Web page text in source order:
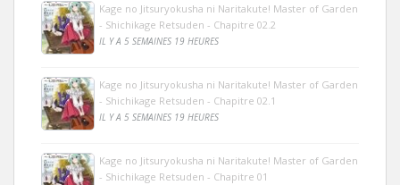
Kage no Jitsuryokusha ni Naritakute! Master of Garden
- Shichikage Retsuden - Chapitre 02.2
IL Y A 5 SEMAINES 19 HEURES
Kage no Jitsuryokusha ni Naritakute! Master of Garden
- Shichikage Retsuden - Chapitre 02.1
IL Y A 5 SEMAINES 19 HEURES
Kage no Jitsuryokusha ni Naritakute! Master of Garden
- Shichikage Retsuden - Chapitre 01